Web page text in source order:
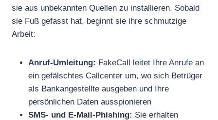
sie aus unbekannten Quellen zu installieren. Sobald
sie Fuß gefasst hat, beginnt sie ihre schmutzige
Arbeit:
Anruf-Umleitung: FakeCall leitet Ihre Anrufe an
ein gefälschtes Callcenter um, wo sich Betrüger
als Bankangestellte ausgeben und Ihre
persönlichen Daten ausspionieren
SMS- und E-Mail-Phishing: Sie erhalten